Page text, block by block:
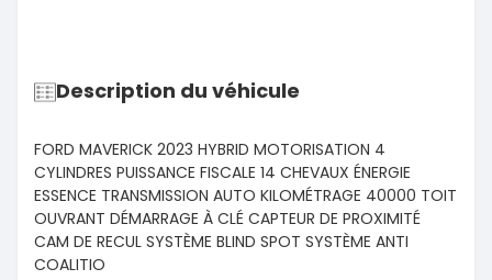
Description du véhicule
FORD MAVERICK 2023 HYBRID MOTORISATION 4
CYLINDRES PUISSANCE FISCALE 14 CHEVAUX ÉNERGIE
ESSENCE TRANSMISSION AUTO KILOMÉTRAGE 40000 TOIT
OUVRANT DÉMARRAGE À CLÉ CAPTEUR DE PROXIMITÉ
CAM DE RECUL SYSTÈME BLIND SPOT SYSTÈME ANTI
COALITIO